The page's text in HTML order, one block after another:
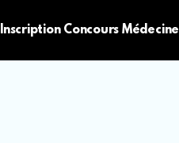
Inscription Concours Médecine